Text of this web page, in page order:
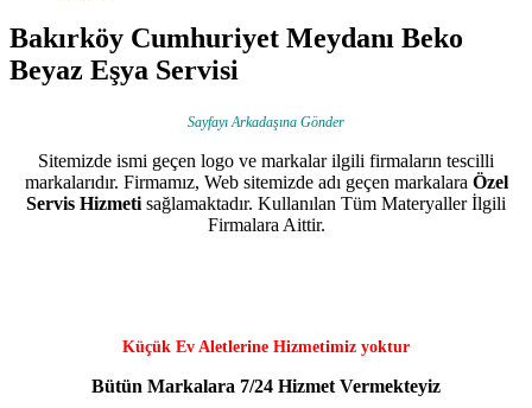
Bakırköy Cumhuriyet Meydanı Beko
Beyaz Eşya Servisi
Sayfayı Arkadaşına Gönder
Sitemizde ismi geçen logo ve markalar ilgili firmaların tescilli
markalarıdır. Firmamız, Web sitemizde adı geçen markalara Özel
Servis Hizmeti sağlamaktadır. Kullanılan Tüm Materyaller İlgili
Firmalara Aittir.
Küçük Ev Aletlerine Hizmetimiz yoktur
Bütün Markalara 7/24 Hizmet Vermekteyiz